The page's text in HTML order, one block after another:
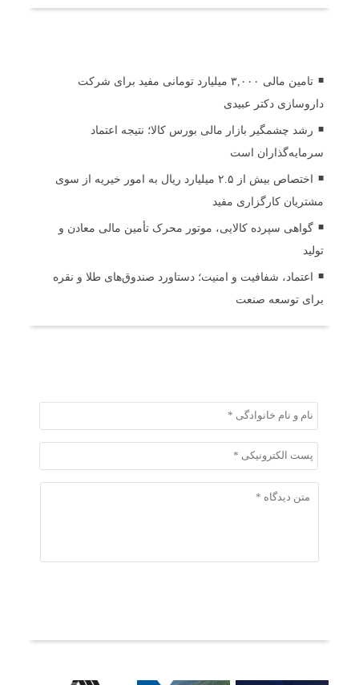
تامین مالی ۳,۰۰۰ میلیارد تومانی مفید برای شرکت
داروسازی دکتر عبیدی
رشد چشمگیر بازار مالی بورس کالا؛ نتیجه اعتماد
سرمایه‌گذاران است
اختصاص بیش از ۲.۵ میلیارد ریال به امور خیریه از سوی
مشتریان کارگزاری مفید
گواهی سپرده کالایی، موتور محرک تأمین مالی معادن و
تولید
اعتماد، شفافیت و امنیت؛ دستاورد صندوق‌های طلا و نقره
برای توسعه صنعت